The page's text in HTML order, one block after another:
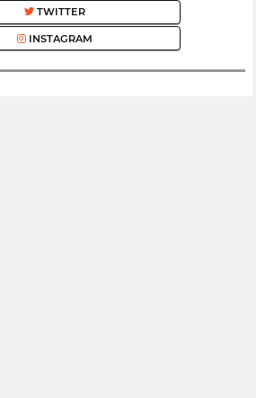
TWITTER
INSTAGRAM